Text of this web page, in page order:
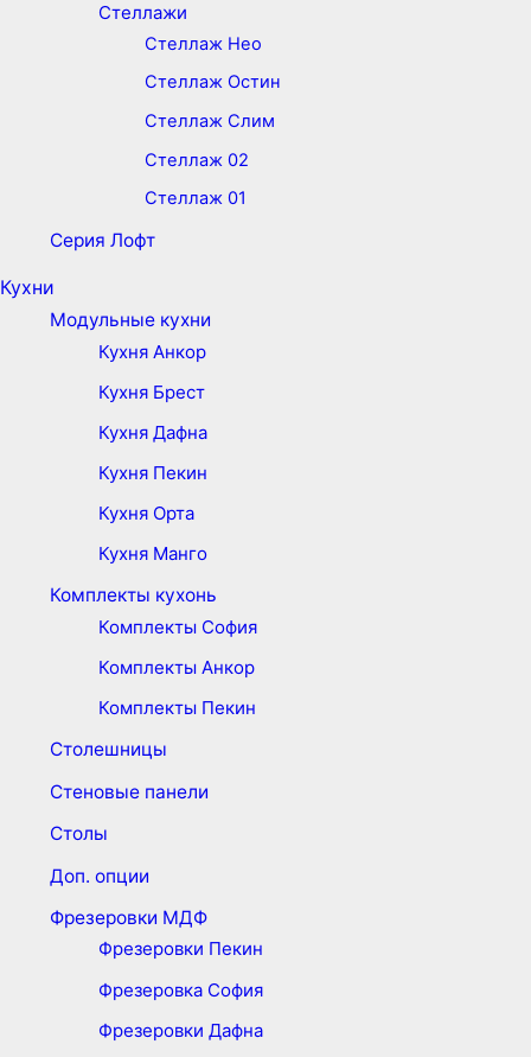
Стеллажи
Стеллаж Нео
Стеллаж Остин
Стеллаж Слим
Стеллаж 02
Стеллаж 01
Серия Лофт
Кухни
Модульные кухни
Кухня Анкор
Кухня Брест
Кухня Дафна
Кухня Пекин
Кухня Орта
Кухня Манго
Комплекты кухонь
Комплекты София
Комплекты Анкор
Комплекты Пекин
Столешницы
Стеновые панели
Столы
Доп. опции
Фрезеровки МДФ
Фрезеровки Пекин
Фрезеровка София
Фрезеровки Дафна